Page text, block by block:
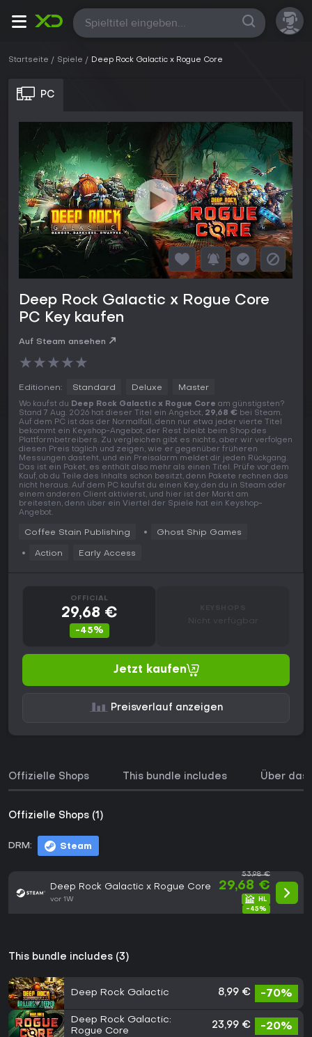
Alle
Startseite Spiele Deep Rock Galactic x Rogue Core
PC
Deep Rock Galactic x Rogue Core
PC Key kaufen
Auf Steam ansehen
★★★★★
Editionen: Standard Deluxe Master
Wo kaufst du Deep Rock Galactic x Rogue Core am günstigsten?
Stand 7 Aug. 2026 hat dieser Titel ein Angebot, 29,68 € bei Steam.
Auf dem PC ist das der Normalfall, denn nur etwa jeder vierte Titel
bekommt ein Keyshop-Angebot, der Rest bleibt beim Shop des
Plattformbetreibers. Zu vergleichen gibt es nichts, aber wir verfolgen
diesen Preis täglich und zeigen, wie er gegenüber früheren
Messungen dasteht, und ein Preisalarm meldet dir jeden Rückgang.
Das ist ein Paket, es enthält also mehr als einen Titel. Prüfe vor dem
Kauf, ob du Teile des Inhalts schon besitzt, denn Pakete rechnen das
nicht heraus. Auf dem PC kaufst du einen Key, den du in Steam oder
einem anderen Client aktivierst, und hier ist der Markt am
breitesten, denn über ein Viertel der Spiele hat ein Keyshop-
Angebot.
Coffee Stain Publishing Ghost Ship Games
Action Early Access
OFFICIAL
29,68 €
-45%
Nicht verfügbar
Jetzt kaufen
Preisverlauf anzeigen
Offizielle Shops This bundle includes Über das
Offizielle Shops (1)
DRM: Steam
Deep Rock Galactic x Rogue Core
vor 1W
53,98 €
29,68 €
-45%
This bundle includes (3)
Deep Rock Galactic 8,99 € -70%
Deep Rock Galactic:
Rogue Core
23,99 € -20%